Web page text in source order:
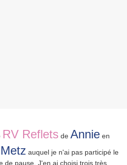
RV Reflets de Annie en
auquel je n'ai pas participé le
de pause. J'en ai choisi trois très